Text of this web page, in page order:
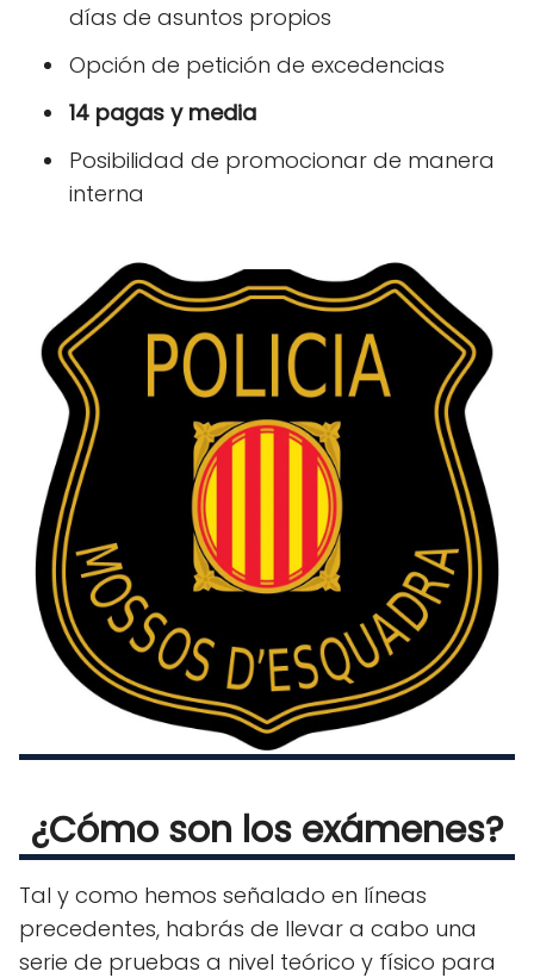
días de asuntos propios
Opción de petición de excedencias
14 pagas y media
Posibilidad de promocionar de manera
interna
¿Cómo son los exámenes?
Tal y como hemos señalado en líneas
precedentes, habrás de llevar a cabo una
serie de pruebas a nivel teórico y físico para